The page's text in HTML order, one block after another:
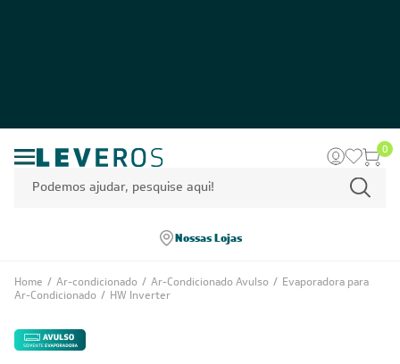
0
Nossas Lojas
Home / Ar-condicionado / Ar-Condicionado Avulso / Evaporadora para
Ar-Condicionado / HW Inverter